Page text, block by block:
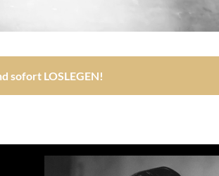
sofort LOSLEGEN!